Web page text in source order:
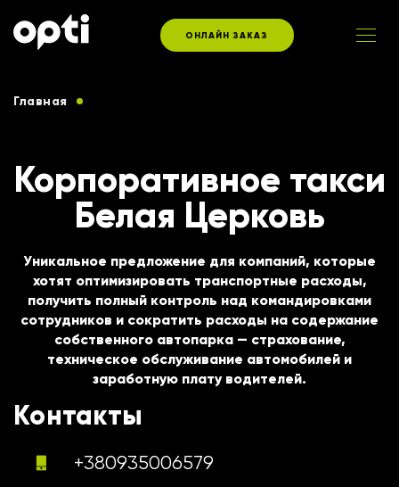
ОНЛАЙН ЗАКАЗ
Главная
Корпоративное такси
Белая Церковь
Уникальное предложение для компаний, которые
хотят оптимизировать транспортные расходы,
получить полный контроль над командировками
сотрудников и сократить расходы на содержание
собственного автопарка — страхование,
техническое обслуживание автомобилей и
заработную плату водителей.
Контакты
+380935006579